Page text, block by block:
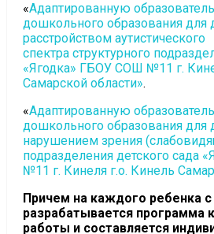
«Адаптированную
дошкольного образования для
расстройством аутистического
спектра структурного
«Ягодка» ГБОУ СОШ №11 г.
Самарской области».
«Адаптированную
дошкольного образования для
нарушением зрения
подразделения детского сада
№11 г. Кинеля г.о. Кинель
Причем на каждого ребенка
разрабатывается программа
работы и составляется